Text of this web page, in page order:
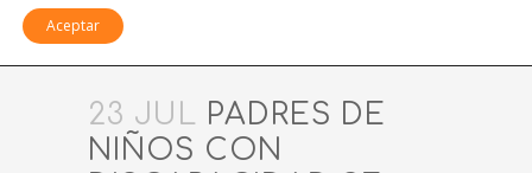
23 JUL PADRES DE
NIÑOS CON
Aceptar